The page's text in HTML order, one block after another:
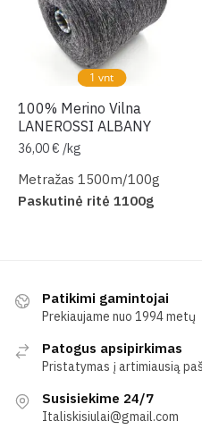
1 vnt
100% Merino Vilna
LANEROSSI ALBANY
36,00€ /kg
Metražas 1500m/100g
Paskutinė ritė 1100g
Patikimi gamintojai
Prekiaujame nuo 1994 metų
Patogus apsipirkimas
Pristatymas į artimiausią
Susisiekime 24/7
Italiskisiulai@gmail.com